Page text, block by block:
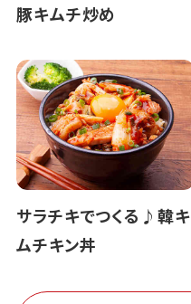
豚キムチ炒め
サラチキでつくる♪韓キ
ムチキン丼